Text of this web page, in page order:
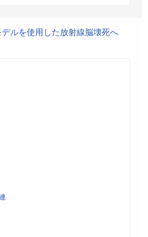
ルを使用した放射線脳壊死へ